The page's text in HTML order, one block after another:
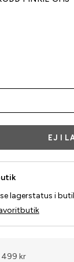
EJ I
lagerstatus i
499 kr